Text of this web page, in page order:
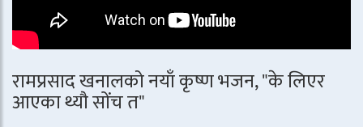
रामप्रसाद खनालको नयाँ कृष्ण भजन, "के लिएर
आएका थ्यौ सोंच त"